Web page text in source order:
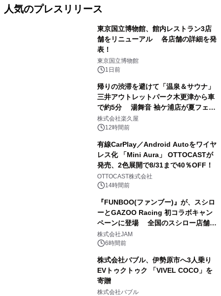
人気のプレスリリース
東京国立博物館、館内レストラン3店
舗をリニューアル 各店舗の詳細を発
表！
東京国立博物館
1日前
帰りの渋滞を避けて「温泉＆サウナ」
三井アウトレットパーク木更津から車
で約5分 湯舞音 袖ケ浦店が夏フェア
メニューを提供
株式会社楽久屋
12時間前
有線CarPlay／Android Autoをワイヤ
レス化 「Mini Aura」 OTTOCASTが
発売、2色展開で8/31まで40％OFF！
OTTOCAST株式会社
14時間前
『FUNBOO(ファンブー)』が、スシロ
ーとGAZOO Racing 初コラボキャン
ペーンに登場 全国のスシロー店舗で
GR 4車種の FUNBOO(ミニカー)付き
メニューが展開されます
株式会社JAM
6時間前
株式会社バブル、伊勢原市へ3人乗り
EVトゥクトゥク 「VIVEL COCO」を
寄贈
株式会社バブル